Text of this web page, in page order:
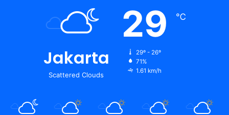
Jakarta
Scattered Clouds
29 ℃
29º - 26º
71%
1.61 km/h